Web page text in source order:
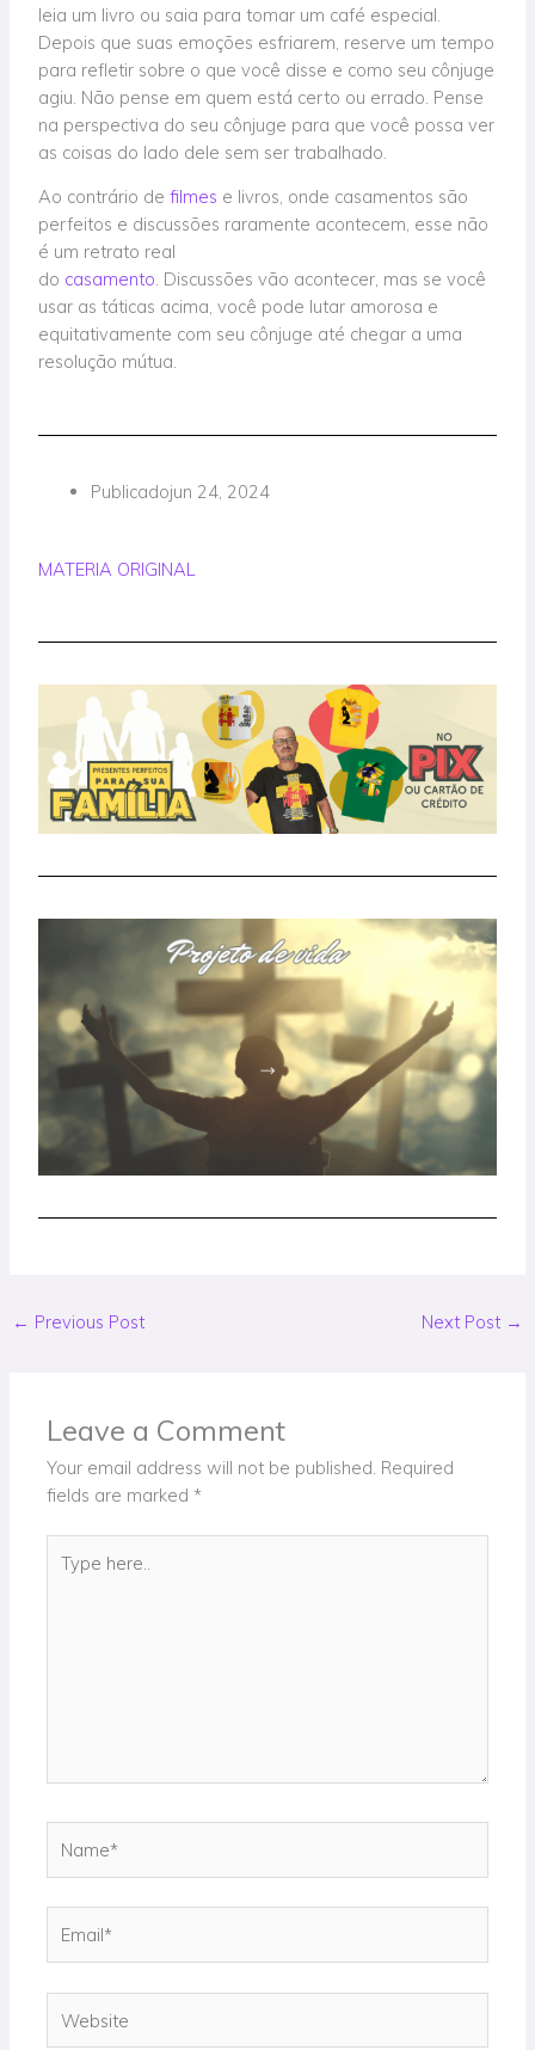
leia um livro ou saia para tomar um café especial.
Depois que suas emoções esfriarem, reserve um tempo
para refletir sobre o que você disse e como seu cônjuge
agiu. Não pense em quem está certo ou errado. Pense
na perspectiva do seu cônjuge para que você possa ver
as coisas do lado dele sem ser trabalhado.
Ao contrário defilmes e livros, onde casamentos são
perfeitos e discussões raramente acontecem, esse não
é um retrato real
do casamento. Discussõesvão acontecer, mas se você
usar as táticas acima, você pode lutar amorosa e
equitativamente com seu cônjuge até chegar a uma
resolução mútua.
Publicadojun 24, 2024
MATERIA ORIGINAL
← Previous Post Next Post →
Leave a Comment
Your email address will not be published. Required
fields are marked *
here..